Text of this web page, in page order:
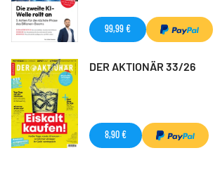
99,99 €
DER AKTIONÄR 33/26
8,90 €